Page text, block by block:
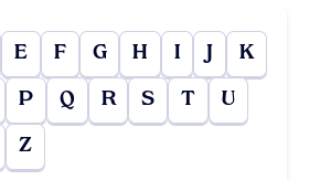
E F G H I J K
P Q R S T U
Z